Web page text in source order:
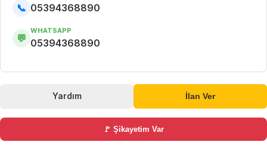
📞 05394368890
💬
WHATSAPP
05394368890
Yardım İlan Ver
🚩 Şikayetim Var